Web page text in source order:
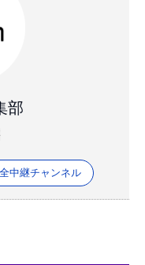
部
中継チャンネル